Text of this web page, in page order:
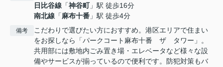
日比谷線 「神谷町」駅 徒歩16分
南北線 「麻布十番 」駅 徒歩4分
備考
こだわりで選びたい方におすすめ。港区エリアで住まい
をお探しなら「パークコート麻布十番 ザ タワー」。
共用部には敷地内ごみ置き場・エレベータなど様々な設
備やサービスが揃っているので便利です。防犯対策もバ